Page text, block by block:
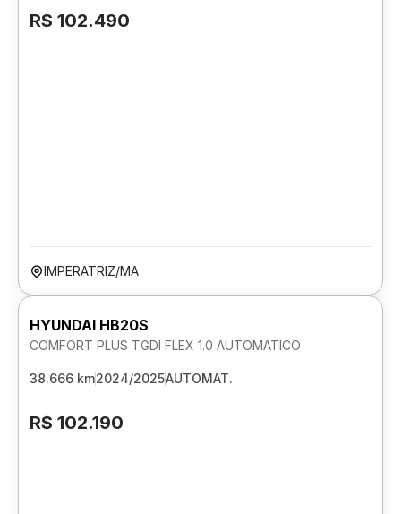
R$ 102.490
IMPERATRIZ/MA
HYUNDAI HB20S
COMFORT PLUS TGDI FLEX 1.0 AUTOMATICO
38.666 km2024/2025AUTOMAT.
R$ 102.190